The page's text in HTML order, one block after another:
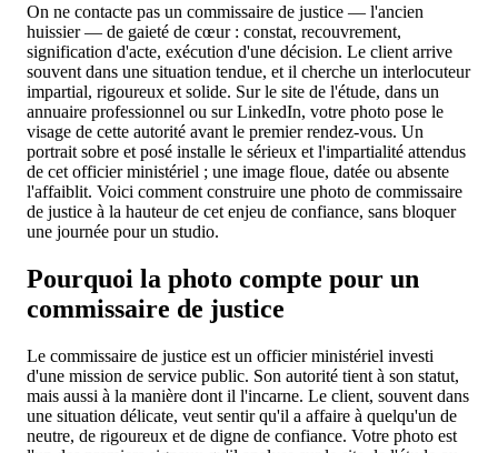
On ne contacte pas un commissaire de justice — l'ancien
huissier — de gaieté de cœur : constat, recouvrement,
signification d'acte, exécution d'une décision. Le client arrive
souvent dans une situation tendue, et il cherche un interlocuteur
impartial, rigoureux et solide. Sur le site de l'étude, dans un
annuaire professionnel ou sur LinkedIn, votre photo pose le
visage de cette autorité avant le premier rendez-vous. Un
portrait sobre et posé installe le sérieux et l'impartialité attendus
de cet officier ministériel ; une image floue, datée ou absente
l'affaiblit. Voici comment construire une photo de commissaire
de justice à la hauteur de cet enjeu de confiance, sans bloquer
une journée pour un studio.
Pourquoi la photo compte pour un
commissaire de justice
Le commissaire de justice est un officier ministériel investi
d'une mission de service public. Son autorité tient à son statut,
mais aussi à la manière dont il l'incarne. Le client, souvent dans
une situation délicate, veut sentir qu'il a affaire à quelqu'un de
neutre, de rigoureux et de digne de confiance. Votre photo est